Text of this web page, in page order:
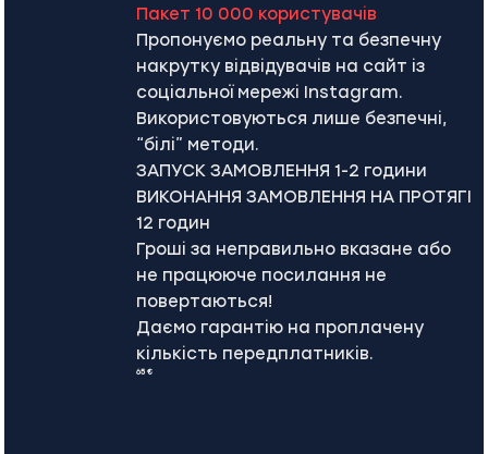
Пакет 10 000 користувачів
Пропонуємо реальну та безпечну
накрутку відвідувачів на сайт із
соціальної мережі Instagram.
Використовуються лише безпечні,
“білі” методи.
ЗАПУСК ЗАМОВЛЕННЯ 1-2 години
ВИКОНАННЯ ЗАМОВЛЕННЯ НА ПРОТЯГІ
12 годин
Гроші за неправильно вказане або
не працююче посилання не
повертаються!
Даємо гарантію на проплачену
кількість передплатників.
65 €